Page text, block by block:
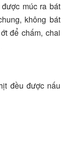
múc ra bát
không bát
để chấm, chai
đều được nấu